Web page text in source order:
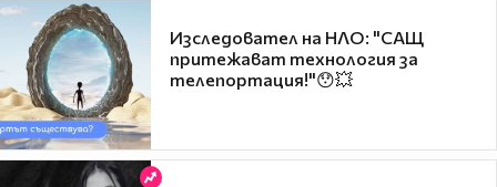
Изследовател на НЛО: "САЩ
притежават технология за
телепортация!"😯💥